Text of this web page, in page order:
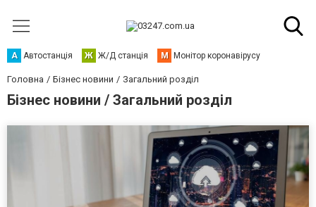
А Автостанція Ж Ж/Д станція М Монітор коронавірусу
Головна Бізнес новини Загальний розділ
Бізнес новини / Загальний розділ